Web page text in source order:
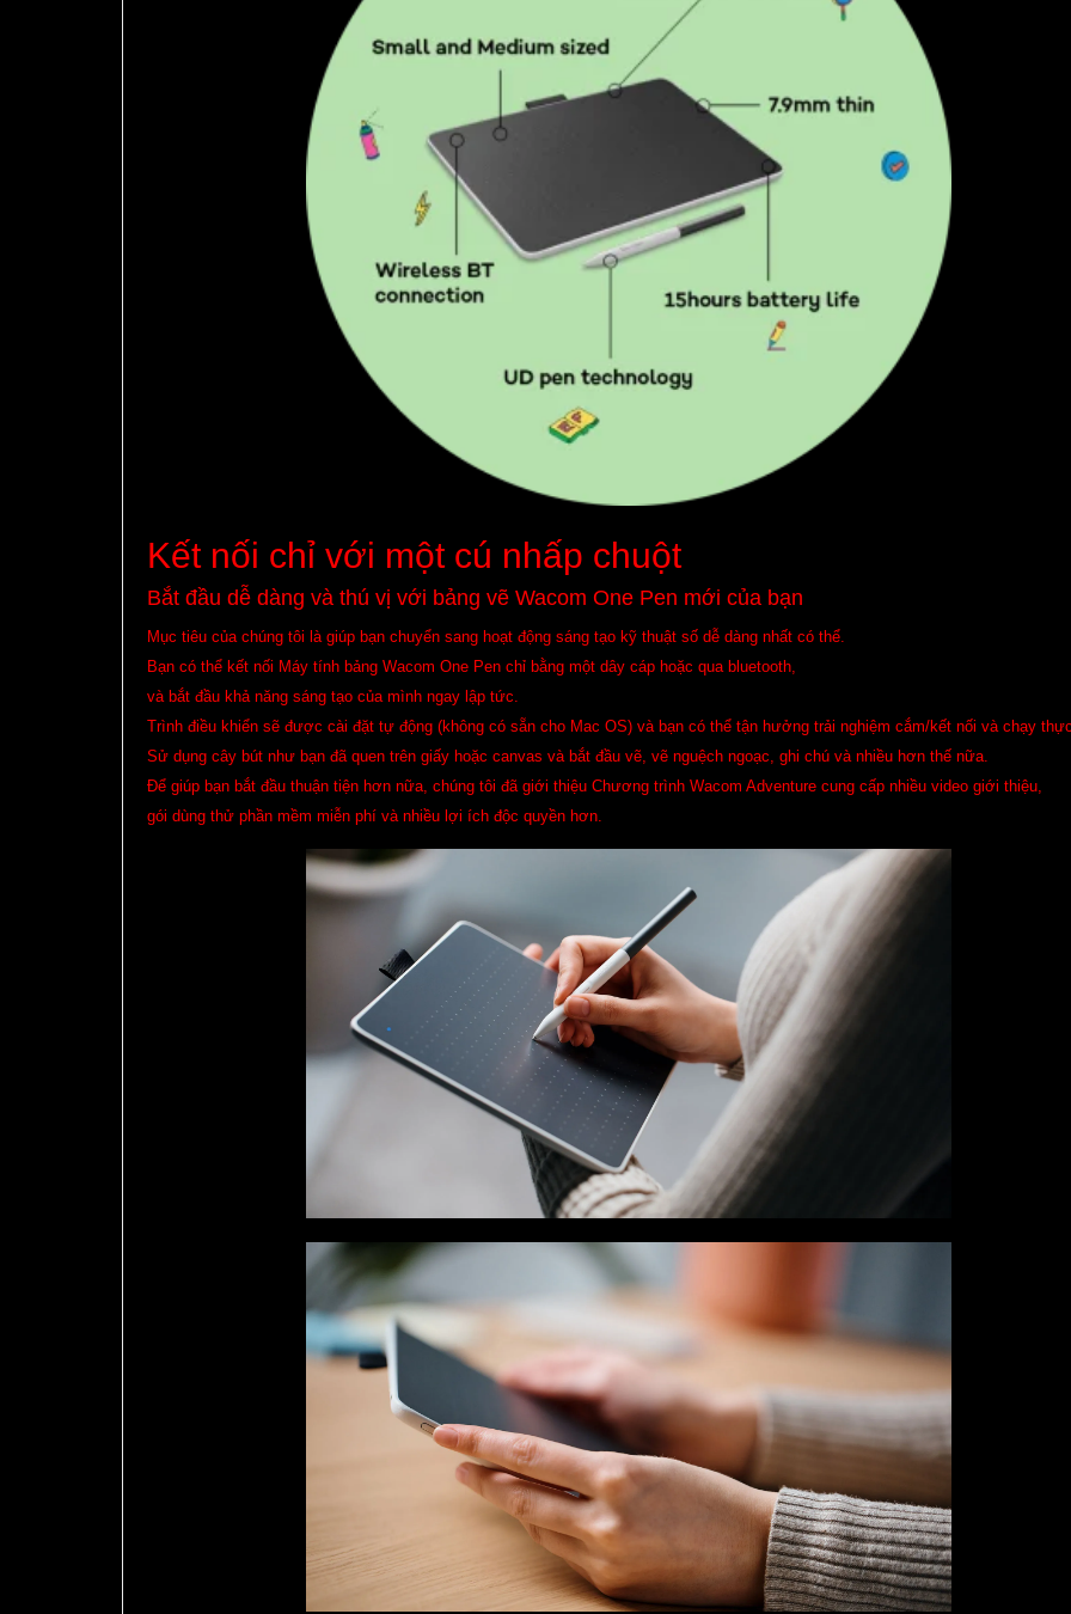
Kết nối chỉ với một cú nhấp chuột
Bắt đầu dễ dàng và thú vị với bảng vẽ Wacom One Pen mới của bạn
Mục tiêu của chúng tôi là giúp bạn chuyển sang hoạt động sáng tạo kỹ thuật số dễ dàng nhất có thể.
Bạn có thể kết nối Máy tính bảng Wacom One Pen chỉ bằng một dây cáp hoặc qua bluetooth,
và bắt đầu khả năng sáng tạo của mình ngay lập tức.
Trình điều khiển sẽ được cài đặt tự động (không có sẵn cho Mac OS) và bạn có thể tận hưởng trải nghiệm cắm/kết nối và chạy
Sử dụng cây bút như bạn đã quen trên giấy hoặc canvas và bắt đầu vẽ, vẽ nguệch ngoạc, ghi chú và nhiều hơn thế nữa.
Để giúp bạn bắt đầu thuận tiện hơn nữa, chúng tôi đã giới thiệu Chương trình Wacom Adventure cung cấp nhiều video giới thiệu,
gói dùng thử phần mềm miễn phí và nhiều lợi ích độc quyền hơn.